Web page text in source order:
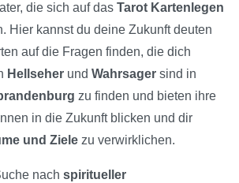
die sich auf das Tarot Kartenlegen
Hier kannst du deine Zukunft deuten
auf die Fragen finden, die dich
Hellseher und Wahrsager sind in
zu finden und bieten ihre
in die Zukunft blicken und dir
und Ziele zu verwirklichen.
nach spiritueller